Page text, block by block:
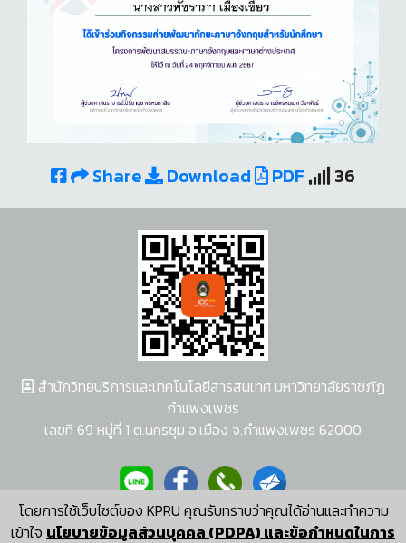
Share Download PDF 36
โดยการใช้เว็บไซต์ของ KPRU คุณรับทราบว่าคุณได้อ่านและทำความ
เข้าใจ นโยบายข้อมูลส่วนบุคคล (PDPA) และข้อกำหนดในการ
สำนักวิทยบริการและเทคโนโลยีสารสนเทศ มหาวิทยาลัยราชภัฏ
กำแพงเพชร
เลขที่ 69 หมู่ที่ 1 ต.นครชุม อ.เมือง จ.กำแพงเพชร 62000
ผู้พัฒนาระบบ อนุชา พวงผกา